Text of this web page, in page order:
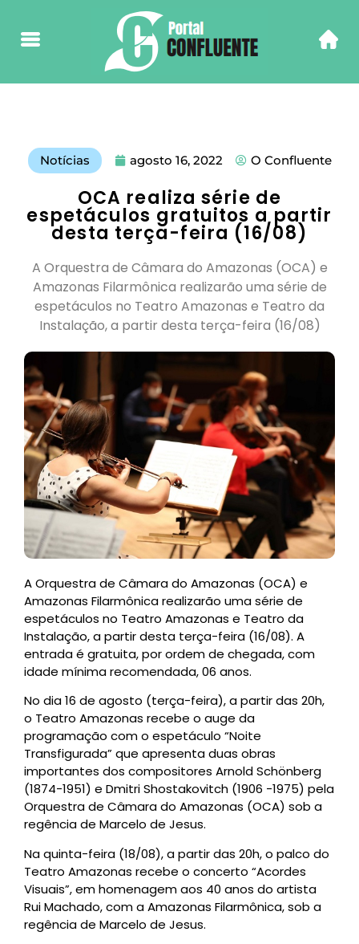
Notícias agosto 16, 2022 O Confluente
OCA realiza série de
espetáculos gratuitos a partir
desta terça-feira (16/08)
A Orquestra de Câmara do Amazonas (OCA) e
Amazonas Filarmônica realizarão uma série de
espetáculos no Teatro Amazonas e Teatro da
Instalação, a partir desta terça-feira (16/08)
A Orquestra de Câmara do Amazonas (OCA) e
Amazonas Filarmônica realizarão uma série de
espetáculos no Teatro Amazonas e Teatro da
Instalação, a partir desta terça-feira (16/08). A
entrada é gratuita, por ordem de chegada, com
idade mínima recomendada, 06 anos.
No dia 16 de agosto (terça-feira), a partir das 20h,
o Teatro Amazonas recebe o auge da
programação com o espetáculo “Noite
Transfigurada” que apresenta duas obras
importantes dos compositores Arnold Schönberg
(1874-1951) e Dmitri Shostakovitch (1906 -1975) pela
Orquestra de Câmara do Amazonas (OCA) sob a
regência de Marcelo de Jesus.
Na quinta-feira (18/08), a partir das 20h, o palco do
Teatro Amazonas recebe o concerto “Acordes
Visuais”, em homenagem aos 40 anos do artista
Rui Machado, com a Amazonas Filarmônica, sob a
regência de Marcelo de Jesus.